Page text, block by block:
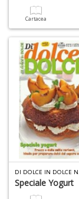
Cartacea
DI DOLCE IN DOLCE
Speciale Yogurt